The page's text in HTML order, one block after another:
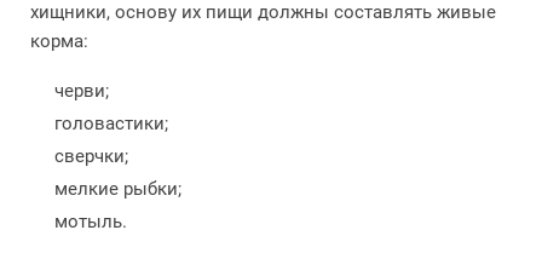
хищники, основу их пищи должны составлять живые
корма:
черви;
головастики;
сверчки;
мелкие рыбки;
мотыль.